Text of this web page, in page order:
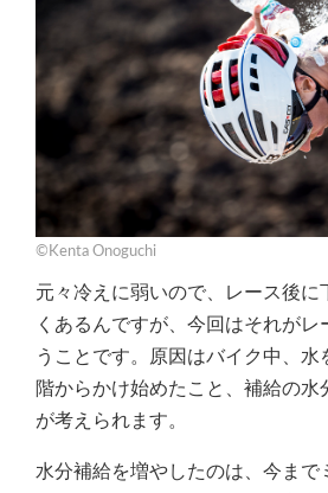
©Kenta Onoguchi
元々冷えに弱いので、レース後に
くあるんですが、今回はそれがレ
うことです。原因はバイク中、水
階からかけ始めたこと、補給の水
が考えられます。
水分補給を増やしたのは、今まで